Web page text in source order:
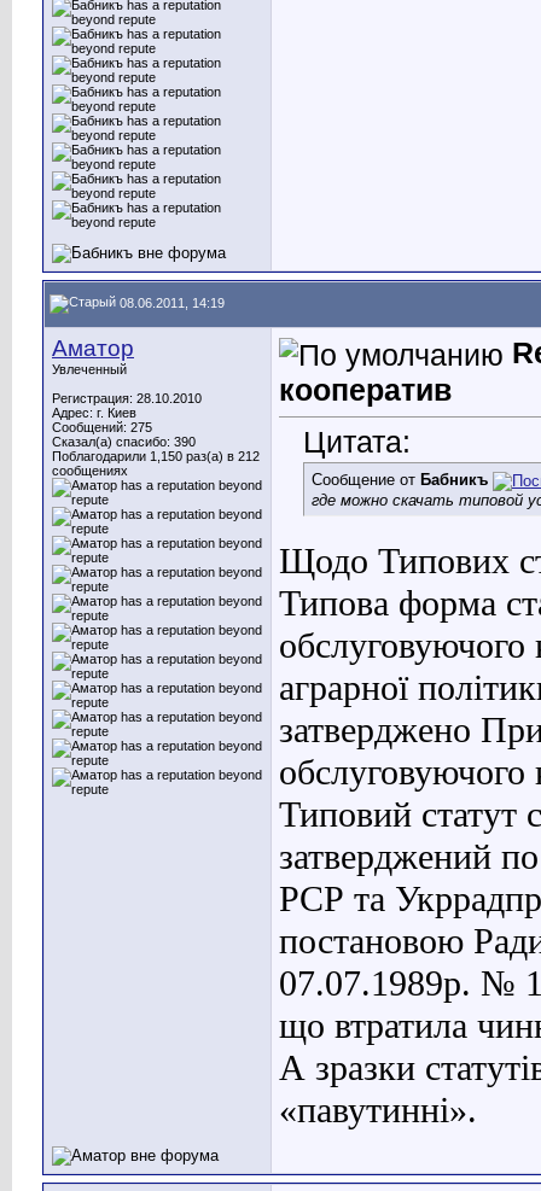
08.06.2011, 14:19
Аматор
Увлеченный
Регистрация: 28.10.2010
Адрес: г. Киев
Сообщений: 275
Сказал(а) спасибо: 390
Поблагодарили 1,150 раз(а) в 212
сообщениях
кооператив
Цитата:
Сообщение от Бабникъ
где можно скачать типовой
Щодо Типових
Типова форма
обслуговуючого
аграрної
затверджено
обслуговуючого
Типовий статут
затверджений
РСР та
постановою
07.07.1989р. №
що втратила
А зразки
«павутинні».